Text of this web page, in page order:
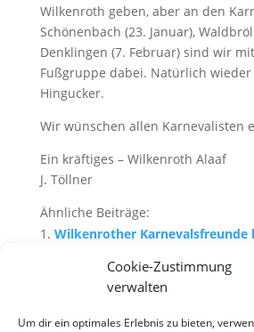
Cookie-Zustimmung
verwalten
Um dir ein optimales Erlebnis zu bieten,
Wilkenroth geben, aber an den
Schönenbach (23. Januar),
Denklingen (7. Februar) sind wir
Fußgruppe dabei. Natürlich
Hingucker.
Wir wünschen allen Karnevalisten
Ein kräftiges – Wilkenroth Alaaf
J. Töllner
Ähnliche Beiträge:
Wilkenrother Karnevalsfreunde
Wilkenrother laden ein zur
9. Wilkenrother Karnevalssitzung
erhellt Innenstadt…